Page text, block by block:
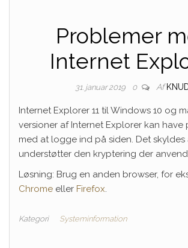
Problemer
Internet
31. januar 2019 0 Af
Internet Explorer 11 til Windows 10 og
versioner af Internet Explorer kan have
med at logge ind på siden. Det skyldes
understøtter den kryptering der
Løsning: Brug en anden browser, for
Chrome eller Firefox.
Kategori Systeminformation